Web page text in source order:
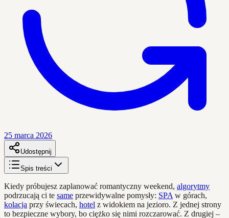
25 marca 2026
Udostępnij
Spis treści
Kiedy próbujesz zaplanować romantyczny weekend, algorytmy
podrzucają ci te same przewidywalne pomysły: SPA w górach,
kolacja przy świecach, hotel z widokiem na jezioro. Z jednej strony
to bezpieczne wybory, bo ciężko się nimi rozczarować. Z drugiej –